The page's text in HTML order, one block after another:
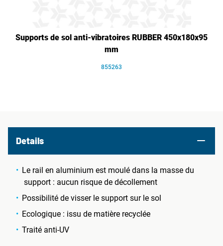
Supports de sol anti-vibratoires RUBBER 450x180x95
mm
855263
Details
Le rail en aluminium est moulé dans la masse du
support : aucun risque de décollement
Possibilité de visser le support sur le sol
Ecologique : issu de matière recyclée
Traité anti-UV